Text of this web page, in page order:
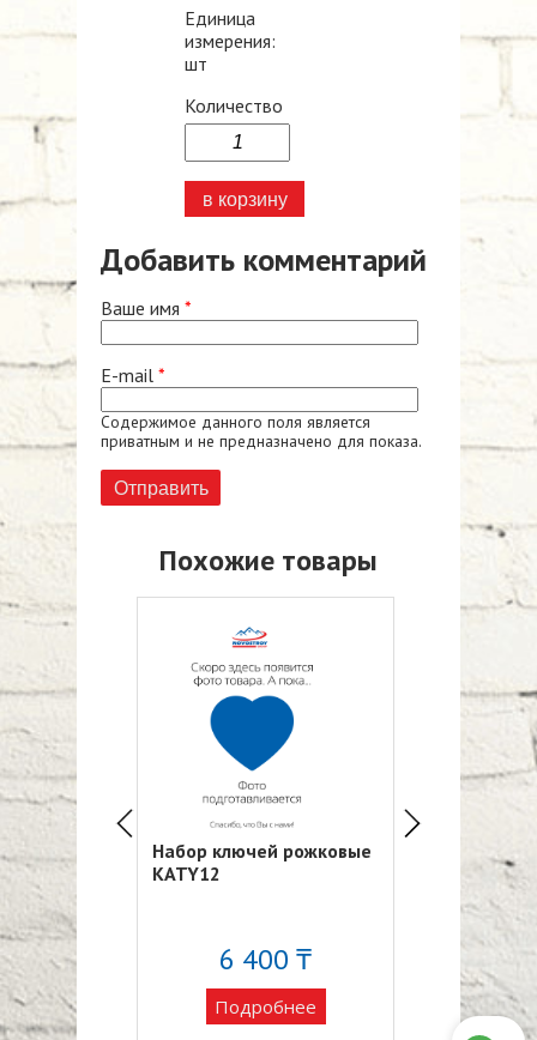
Единица
измерения:
шт
Количество
Добавить комментарий
Ваше имя *
E-mail *
Содержимое данного поля является
приватным и не предназначено для показа.
Похожие товары
накидных
₸
Набор ключей рожковые
KATY12
6 400 ₸
Подробнее
Ключ
1819